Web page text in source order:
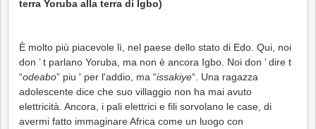
È molto più piacevole lì, nel paese dello stato di Edo. Qui, noi
don ’ t parlano Yoruba, ma non è ancora Igbo. Noi don ’ dire t
“odeabo” piu ' per l'addio, ma “issakiye“. Una ragazza
adolescente dice che suo villaggio non ha mai avuto
elettricità. Ancora, i pali elettrici e fili sorvolano le case, di
avermi fatto immaginare Africa come un luogo con